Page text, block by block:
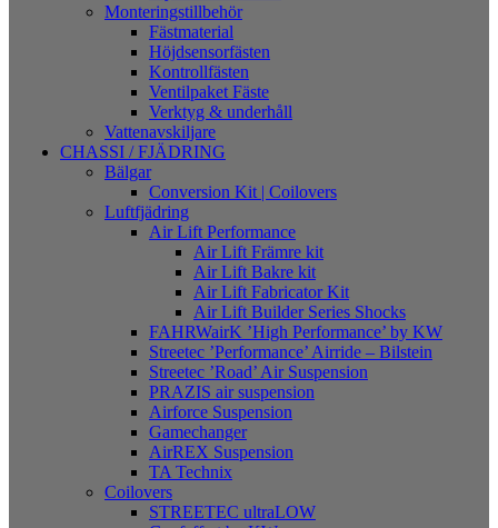
Monteringstillbehör
Fästmaterial
Höjdsensorfästen
Kontrollfästen
Ventilpaket Fäste
Verktyg & underhåll
Vattenavskiljare
CHASSI / FJÄDRING
Bälgar
Conversion Kit | Coilovers
Luftfjädring
Air Lift Performance
Air Lift Främre kit
Air Lift Bakre kit
Air Lift Fabricator Kit
Air Lift Builder Series Shocks
FAHRWairK ’High Performance’ by KW
Streetec ’Performance’ Airride – Bilstein
Streetec ’Road’ Air Suspension
PRAZIS air suspension
Airforce Suspension
Gamechanger
AirREX Suspension
TA Technix
Coilovers
STREETEC ultraLOW